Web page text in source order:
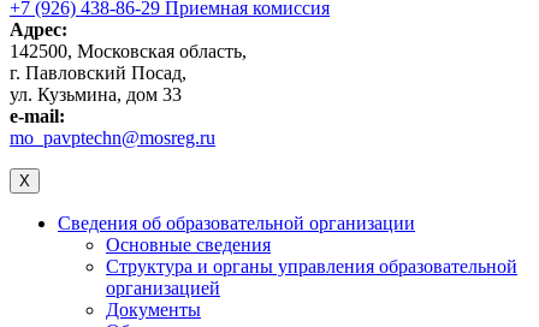
+7 (926) 438-86-29 Приемная комиссия
Адрес:
142500, Московская область,
г. Павловский Посад,
ул. Кузьмина, дом 33
e-mail:
mo_pavptechn@mosreg.ru
X
Сведения об образовательной организации
Основные сведения
Структура и органы управления образовательной
организацией
Документы